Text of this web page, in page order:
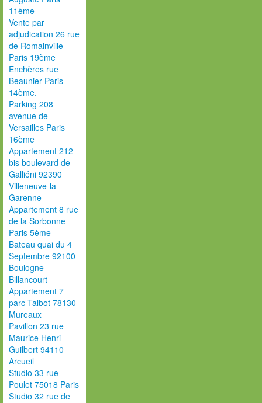
11ème
Vente par
adjudication 26 rue
de Romainville
Paris 19ème
Enchères rue
Beaunier Paris
14ème.
Parking 208
avenue de
Versailles Paris
16ème
Appartement 212
bis boulevard de
Galliéni 92390
Villeneuve-la-
Garenne
Appartement 8 rue
de la Sorbonne
Paris 5ème
Bateau quai du 4
Septembre 92100
Boulogne-
Billancourt
Appartement 7
parc Talbot 78130
Mureaux
Pavillon 23 rue
Maurice Henri
Guilbert 94110
Arcueil
Studio 33 rue
Poulet 75018 Paris
Studio 32 rue de